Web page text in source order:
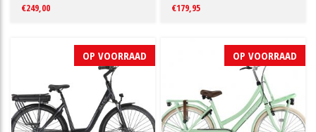
€249,00
€179,95
OP VOORRAAD OP VOORRAAD